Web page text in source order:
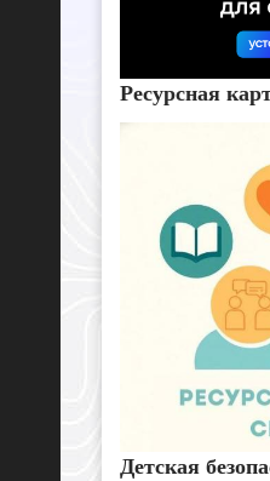
Ресурсная
Детская